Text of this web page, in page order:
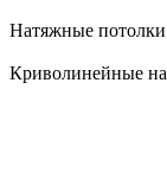
Натяжные
Криволинейные